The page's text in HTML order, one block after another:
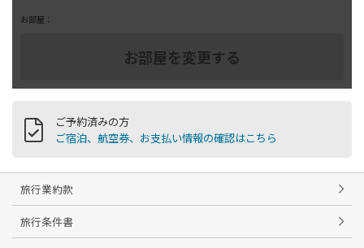
お部屋：
ご予約済みの方
ご宿泊、航空券、お支払い情報の確認はこちら
旅行業約款
旅行条件書